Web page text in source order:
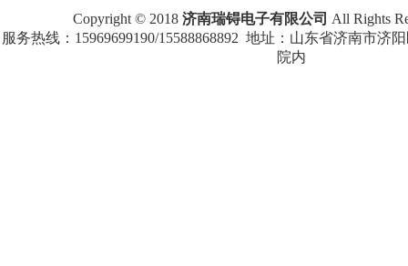
Copyright © 2018 济南瑞锝电子有限公司 All Rights
服务热线：15969699190/15588868892 地址：山东省济南市济
院内